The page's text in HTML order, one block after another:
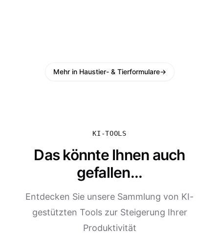
Mehr in Haustier- & Tierformulare→
KI-TOOLS
Das könnte Ihnen auch
gefallen...
Entdecken Sie unsere Sammlung von KI-
gestützten Tools zur Steigerung Ihrer
Produktivität